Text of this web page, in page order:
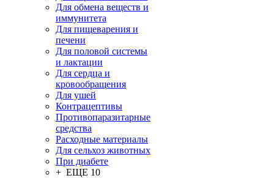
Для обмена веществ и
иммунитета
Для пищеварения и
печени
Для половой системы
и лактации
Для сердца и
кровообращения
Для ушей
Контрацептивы
Противопаразитарные
средства
Расходные материалы
Для сельхоз животных
При диабете
+ ЕЩЕ 10